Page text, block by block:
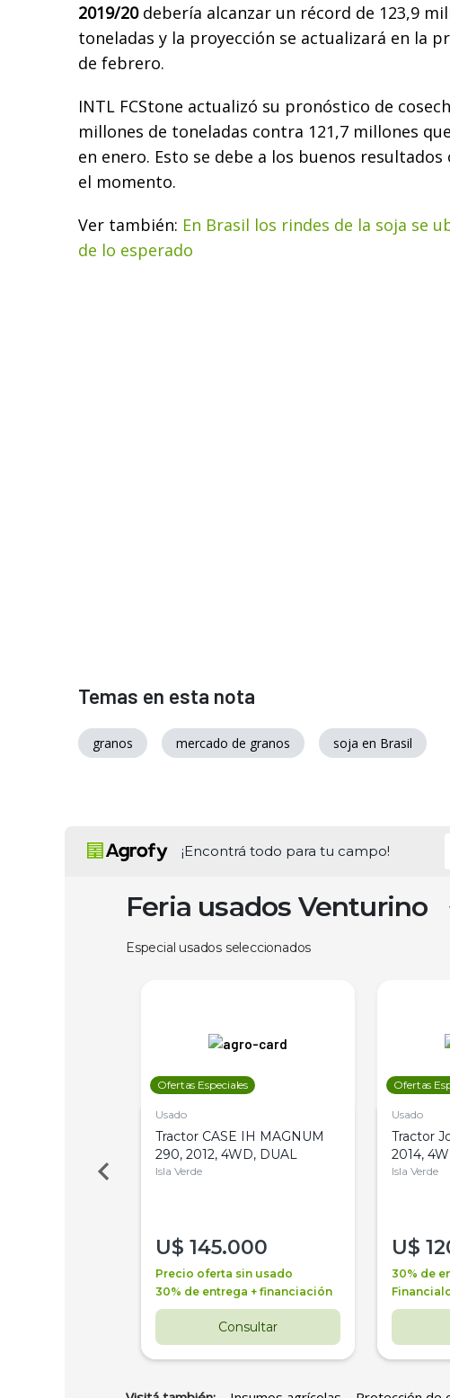
2019/20debería alcanzar un récord de 123,9
toneladas y la proyección se actualizará en la
de febrero.
INTL FCStone actualizó su pronóstico de
millones de toneladas contra 121,7 millones
en enero. Esto se debe a los buenos
el momento.
Ver también: En Brasil los rindes de la soja se
de lo esperado
Temas en esta nota
granos mercado de granos soja en Brasil
¡Encontrá todo para tu campo!
Feria usados Venturino
Especial usados seleccionados
Ofertas Especiales
Usado
Tractor CASE IH MAGNUM
290, 2012, 4WD, DUAL
Isla Verde
U$ 145.000
Precio oferta sin usado
30% de entrega + financiación
Consultar
Ofertas
Usado
Tractor
2014,
Isla Verde
U$
30% de